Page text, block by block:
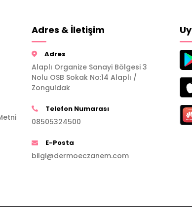
Adres & İletişim
Adres
Alaplı Organize Sanayi Bölgesi 3
Nolu OSB Sokak No:14 Alaplı /
Zonguldak
Telefon Numarası
08505324500
E-Posta
bilgi@dermoeczanem.com